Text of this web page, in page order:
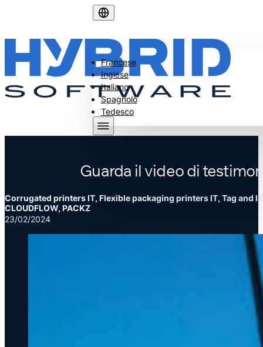
Francese
Inglese
Italiano
Spagnolo
Tedesco
Guarda il video di
Corrugated printers IT, Flexible packaging printers IT, Tag and
CLOUDFLOW, PACKZ
23/02/2024